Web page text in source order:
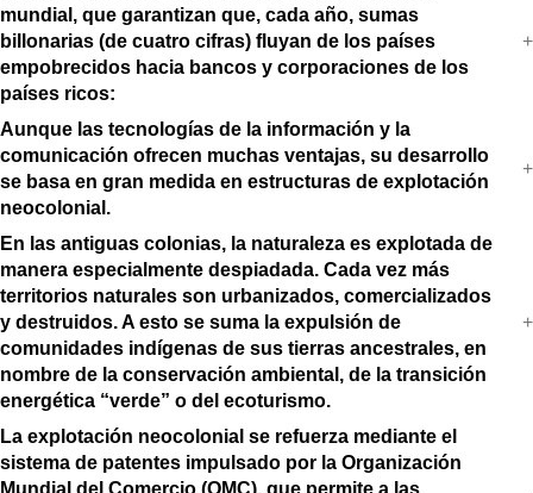
mundial, que garantizan que, cada año, sumas
billonarias (de cuatro cifras) fluyan de los países
empobrecidos hacia bancos y corporaciones de los
países ricos:
Aunque las tecnologías de la información y la
comunicación ofrecen muchas ventajas, su desarrollo
se basa en gran medida en estructuras de explotación
neocolonial.
En las antiguas colonias, la naturaleza es explotada de
manera especialmente despiadada. Cada vez más
territorios naturales son urbanizados, comercializados
y destruidos. A esto se suma la expulsión de
comunidades indígenas de sus tierras ancestrales, en
nombre de la conservación ambiental, de la transición
energética “verde” o del ecoturismo.
La explotación neocolonial se refuerza mediante el
sistema de patentes impulsado por la Organización
Mundial del Comercio (OMC), que permite a las